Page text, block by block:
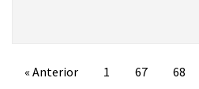
« Anterior 1 67 68